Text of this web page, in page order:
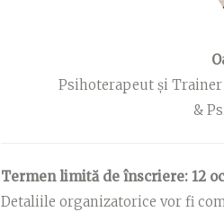
Psihoterapeut și
&
Termen limită de înscriere: 12
Detaliile organizatorice vor fi